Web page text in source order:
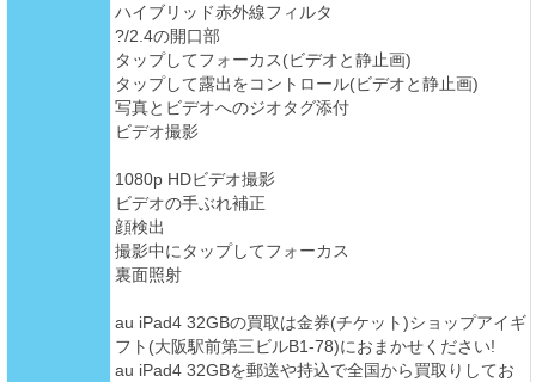
ハイブリッド赤外線フィルタ
?/2.4の開口部
タップしてフォーカス(ビデオと静止画)
タップして露出をコントロール(ビデオと静止画)
写真とビデオへのジオタグ添付
ビデオ撮影
1080p HDビデオ撮影
ビデオの手ぶれ補正
顔検出
撮影中にタップしてフォーカス
裏面照射
au iPad4 32GBの買取は金券(チケット)ショップアイギ
フト(大阪駅前第三ビルB1-78)におまかせください!
au iPad4 32GBを郵送や持込で全国から買取りしてお